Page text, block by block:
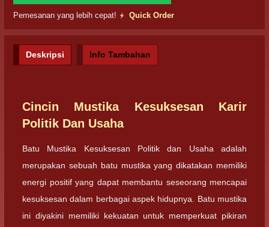
Pemesanan yang lebih cepat! Quick Order
Deskripsi Info Tambahan
Cincin Mustika Kesuksesan Karir
Politik Dan Usaha
Batu Mustika Kesuksesan Politik dan Usaha adalah
merupakan sebuah batu mustika yang dikatakan memiliki
energi positif yang dapat membantu seseorang mencapai
kesuksesan dalam berbagai aspek hidupnya. Batu mustika
ini diyakini memiliki kekuatan untuk memperkuat pikiran